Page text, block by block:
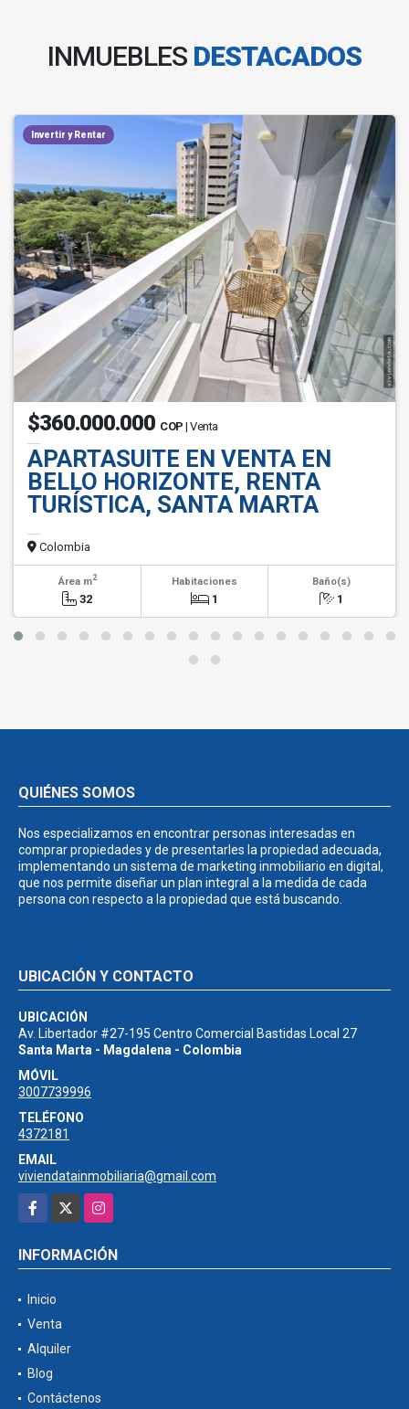
INMUEBLES DESTACADOS
Invertir y Rentar
$360.000.000 COP | Venta
APARTASUITE EN VENTA EN
BELLO HORIZONTE, RENTA
TURÍSTICA, SANTA MARTA
Colombia
Área m2
32
Habitaciones
1
Baño(s)
1
QUIÉNES SOMOS
Nos especializamos en encontrar personas interesadas en
comprar propiedades y de presentarles la propiedad adecuada,
implementando un sistema de marketing inmobiliario en digital,
que nos permite diseñar un plan integral a la medida de cada
persona con respecto a la propiedad que está buscando.
UBICACIÓN Y CONTACTO
UBICACIÓN
Av. Libertador #27-195 Centro Comercial Bastidas Local 27
Santa Marta - Magdalena - Colombia
MÓVIL
3007739996
TELÉFONO
4372181
EMAIL
viviendatainmobiliaria@gmail.com
Facebook
Instagram
INFORMACIÓN
Inicio
Venta
Alquiler
Blog
Contáctenos